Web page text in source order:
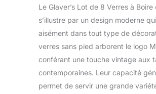
distingue
superbe
italien qui
vintage à
Superbe
: les
Le Glaver’s Lot de 8 Verres à
s’illustre par un design moderne
aisément dans tout type de
verres sans pied arborent le logo
conférant une touche vintage aux
contemporaines. Leur capacité
permet de servir une grande